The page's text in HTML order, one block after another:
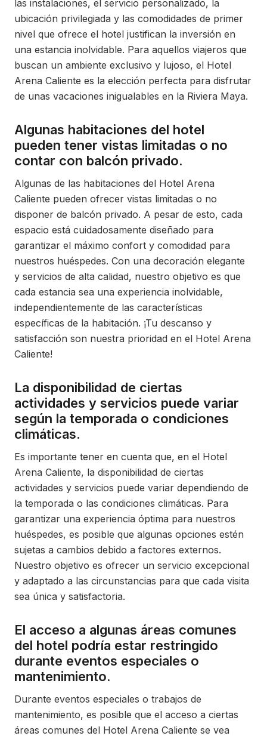
las instalaciones, el servicio personalizado, la
ubicación privilegiada y las comodidades de primer
nivel que ofrece el hotel justifican la inversión en
una estancia inolvidable. Para aquellos viajeros que
buscan un ambiente exclusivo y lujoso, el Hotel
Arena Caliente es la elección perfecta para disfrutar
de unas vacaciones inigualables en la Riviera Maya.
Algunas habitaciones del hotel
pueden tener vistas limitadas o no
contar con balcón privado.
Algunas de las habitaciones del Hotel Arena
Caliente pueden ofrecer vistas limitadas o no
disponer de balcón privado. A pesar de esto, cada
espacio está cuidadosamente diseñado para
garantizar el máximo confort y comodidad para
nuestros huéspedes. Con una decoración elegante
y servicios de alta calidad, nuestro objetivo es que
cada estancia sea una experiencia inolvidable,
independientemente de las características
específicas de la habitación. ¡Tu descanso y
satisfacción son nuestra prioridad en el Hotel Arena
Caliente!
La disponibilidad de ciertas
actividades y servicios puede variar
según la temporada o condiciones
climáticas.
Es importante tener en cuenta que, en el Hotel
Arena Caliente, la disponibilidad de ciertas
actividades y servicios puede variar dependiendo de
la temporada o las condiciones climáticas. Para
garantizar una experiencia óptima para nuestros
huéspedes, es posible que algunas opciones estén
sujetas a cambios debido a factores externos.
Nuestro objetivo es ofrecer un servicio excepcional
y adaptado a las circunstancias para que cada visita
sea única y satisfactoria.
El acceso a algunas áreas comunes
del hotel podría estar restringido
durante eventos especiales o
mantenimiento.
Durante eventos especiales o trabajos de
mantenimiento, es posible que el acceso a ciertas
áreas comunes del Hotel Arena Caliente se vea